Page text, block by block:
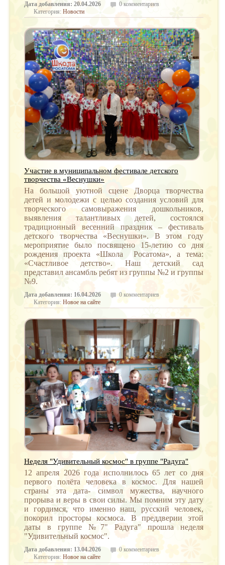
Дата добавления: 20.04.2026
0 комментариев
Категория: Новости
Участие в муниципальном фестивале детского
творчества «Веснушки»
На большой уютной сцене Дворца творчества
детей и молодежи с целью создания условий для
творческого самовыражения дошкольников,
выявления талантливых детей, состоялся
традиционный весенний праздник – фестиваль
детского творчества «Веснушки». В этом году
мероприятие было посвящено 15‑летию со дня
рождения проекта «Школа Росатома», а тема:
«Счастливое детство». Наш детский сад
представил ансамбль ребят из группы №2 и группы
№9.
Дата добавления: 16.04.2026
0 комментариев
Категория: Новое на сайте
Неделя "Удивительный космос" в группе "Радуга"
12 апреля 2026 года исполнилось 65 лет со дня
первого полёта человека в космос. Для нашей
страны эта дата- символ мужества, научного
прорыва и веры в свои силы. Мы помним эту дату
и гордимся, что именно наш, русский человек,
покорил просторы космоса. В преддверии этой
даты в группе №7" Радуга" прошла неделя
"Удивительный космос".
Дата добавления: 13.04.2026
0 комментариев
Категория: Новое на сайте